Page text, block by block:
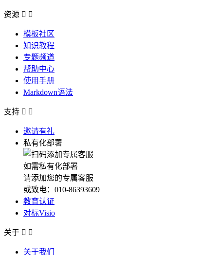
资源  
模板社区
知识教程
专题频道
帮助中心
使用手册
Markdown语法
支持  
邀请有礼
私有化部署
如需私有化部署
请添加您的专属客服
或致电：010-86393609
教育认证
对标Visio
关于  
关于我们